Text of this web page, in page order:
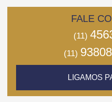
FALE
(11)
(11)
LIGAMOS